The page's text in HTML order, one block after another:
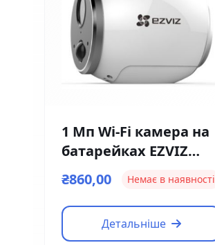
1 Мп Wi-Fi камера на
батарейках EZVIZ
Ezviz CS-CV316 (2мм)
₴860,00 Немає в наявності
Детальніше